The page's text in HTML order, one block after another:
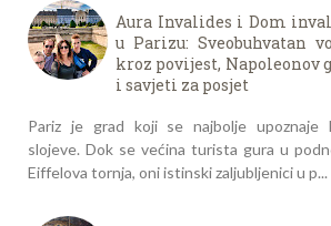
Aura Invalides i Dom
u Parizu: Sveobuhvatan
kroz povijest, Napoleonov
i savjeti za posjet
Pariz je grad koji se najbolje upoznaje
slojeve. Dok se većina turista gura u
Eiffelova tornja, oni istinski zaljubljenici u p...